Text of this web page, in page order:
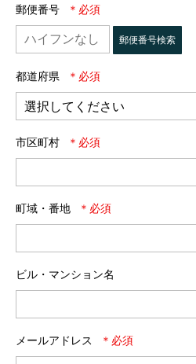
郵便番号
郵便番号検索
都道府県
市区町村
町域・番地
ビル・マンション名
メールアドレス